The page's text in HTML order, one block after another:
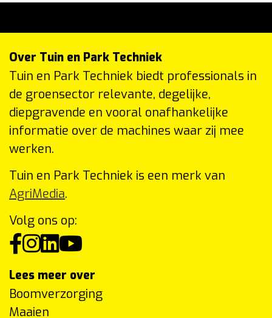
Over Tuin en Park Techniek
Tuin en Park Techniek biedt professionals in
de groensector relevante, degelijke,
diepgravende en vooral onafhankelijke
informatie over de machines waar zij mee
werken.
Tuin en Park Techniek is een merk van
AgriMedia.
Volg ons op:
Lees meer over
Boomverzorging
Maaien